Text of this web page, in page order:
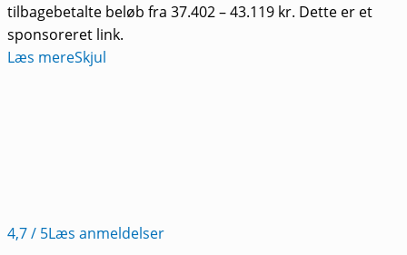
tilbagebetalte beløb fra 37.402 – 43.119 kr. Dette er et
sponsoreret link.
Læs mereSkjul
4,7/ 5Læs anmeldelser